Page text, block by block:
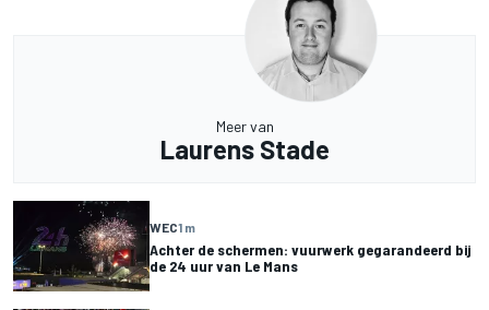
Meer van
Laurens Stade
WEC1 m
Achter de schermen: vuurwerk gegarandeerd bij
de 24 uur van Le Mans